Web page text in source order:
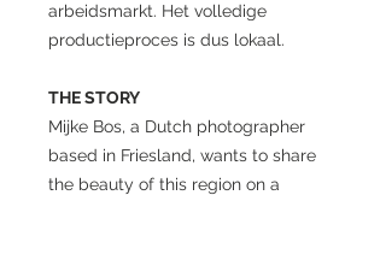
arbeidsmarkt. Het volledige
productieproces is dus lokaal.
THE STORY
Mijke Bos, a Dutch photographer
based in Friesland, wants to share
the beauty of this region on a